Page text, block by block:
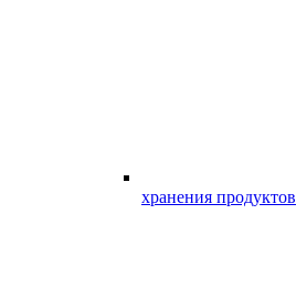
хранения продуктов